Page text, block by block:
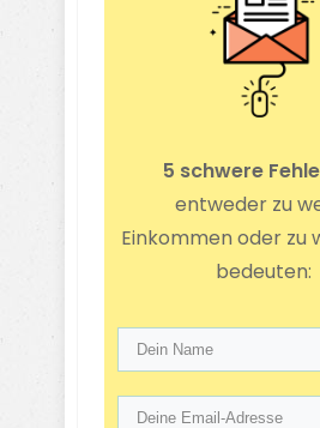
5 schwere
entweder zu
Einkommen oder zu
bedeuten: